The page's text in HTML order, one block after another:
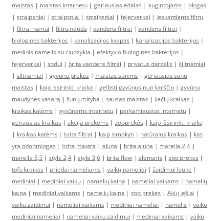
maistas | maistas internetu | geriausias ėdalas | augintojams | blogas
| straipsniai | straipsniai | straipsniai | fejerverkai | ieskantiems filtru
| filtrai namui | filtru nauda | vandens filtrai | vandens filtrai |
biologinės bakterijos | kanalizacijos kvapas | kanalizacijos bakterijos |
medinis namelis su ciuozykla | efektyvio biologinės bakterijos |
fejerverkai | sodui | brita vandens filtrai | privatus darzelis | šiltnamiai
| siltnamiai | gyvunu prekes | maistas sunims | geriausias sunu
maistas | kaip issirinkti kraika | gelbsti gyvūnus nuo karščio | gyvūnų
maudynės vasarą | šunų mityba | sausas maistas | kačių kraikas |
kraikas katėms | gyvūnams internetu | perkamiausios internetu |
geriausias kraikas | akcija prekems | zooprekės | kaip išsirinkti kraiką
| kraikas katėms | brita filtrai | kaip ismokyti | natūralus kraikas | kas
yra odontologas | brita maxtra | aluna | brita aluna | marella 2,4 |
marella 3,5 | style 2,4 | style 3,6 | brita flow | elemaris | zoo prekes |
tofu kraikas | priedai nameliams | vaikų nameliai | žaidimui lauke |
mediniai | mediniai vaikų | namelių kaina | nameliai vaikams | namelių
kaina | mediniai vaikams | namelių kaina | zoo prekes | Akių lęšiai |
vaiku zaidimui | nameliai vaikams | mediniai nameliai | namelis | vaiku
mediniai nameliai | nameliai vaiku zaidimui | mediniai vaikams | vaiku